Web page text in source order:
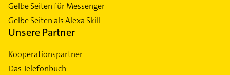
Gelbe Seiten für Messenger
Gelbe Seiten als Alexa Skill
Unsere Partner
Kooperationspartner
Das Telefonbuch